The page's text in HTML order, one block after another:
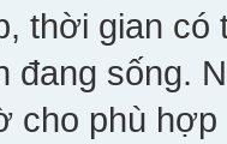
thời gian
đang sống.
cho phù